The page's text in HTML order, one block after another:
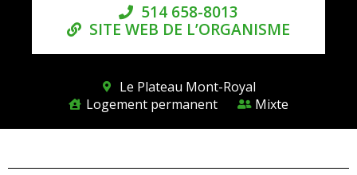
514 658-8013
SITE WEB DE L’ORGANISME
Le Plateau Mont-Royal
Logement permanent
Mixte